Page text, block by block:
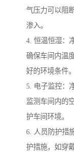
气压力可以阻
渗入。
4. 恒温恒湿：
确保车间内温
好的环境条件。
5. 电子监控：
监测车间内的
护车间环境。
6. 人员防护措
护措施，如穿